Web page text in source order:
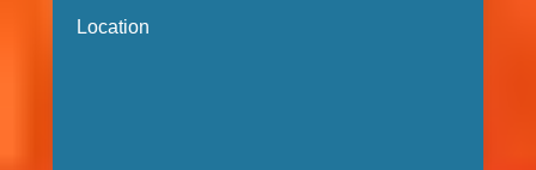
Location